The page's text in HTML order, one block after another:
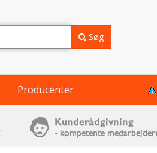
Søg
Producenter